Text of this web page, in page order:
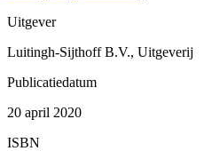
Uitgever
Luitingh-Sijthoff B.V., Uitgeverij
Publicatiedatum
20 april 2020
ISBN